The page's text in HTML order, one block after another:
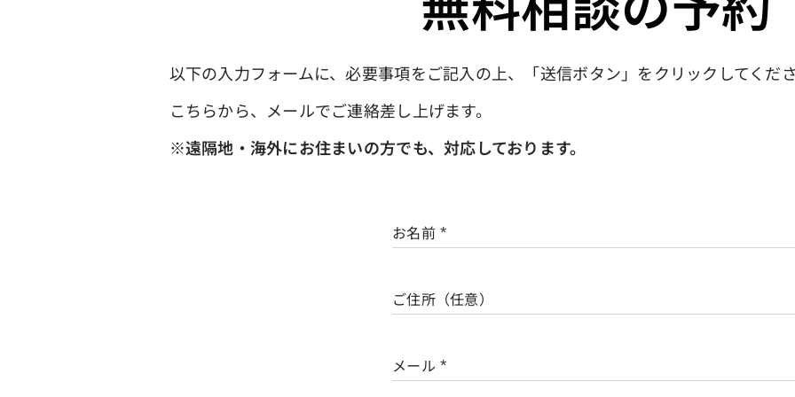
以下の入力フォームに、必要事項をご記入の上、「送信ボタン」をクリックしてくだ
こちらから、メールでご連絡差し上げます。
※遠隔地・海外にお住まいの方でも、対応しております。
お名前
ご住所（任意）
メール